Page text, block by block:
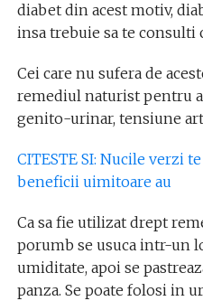
diabet din acest motiv,
insa trebuie sa te consulti
Cei care nu sufera de
remediul naturist pentru
genito-urinar, tensiune
CITESTE SI: Nucile verzi
beneficii uimitoare au
Ca sa fie utilizat drept
porumb se usuca intr-un
umiditate, apoi se
panza. Se poate folosi in